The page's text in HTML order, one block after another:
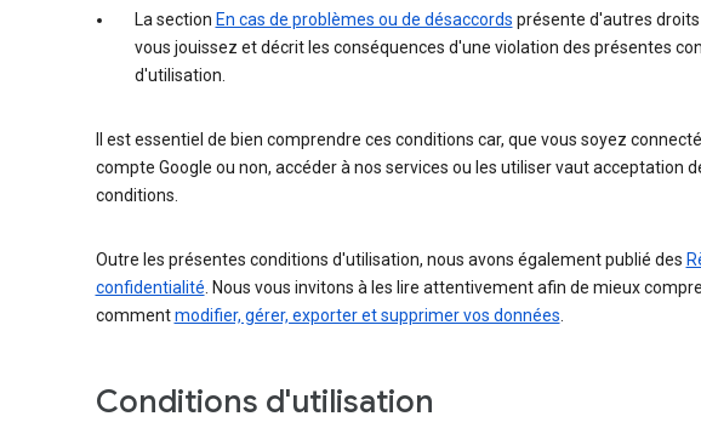
La section En cas de problèmes ou de désaccords présente d'autres
vous jouissez et décrit les conséquences d'une violation des présentes
d'utilisation.
Il est essentiel de bien comprendre ces conditions car, que vous soyez
compte Google ou non, accéder à nos services ou les utiliser vaut acceptation
conditions.
Outre les présentes conditions d'utilisation, nous avons également publié des
confidentialité . Nous vous invitons à les lire attentivement afin de mieux
commentmodifier, gérer, exporter et supprimer vos données
Conditions d'utilisation